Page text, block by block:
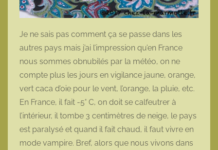
Je ne sais pas comment ça se passe dans les
autres pays mais j’ai l’impression qu’en France
nous sommes obnubilés par la météo, on ne
compte plus les jours en vigilance jaune, orange,
vert caca d’oie pour le vent, l’orange, la pluie, etc.
En France, il fait -5° C, on doit se calfeutrer à
l’intérieur, il tombe 3 centimètres de neige, le pays
est paralysé et quand il fait chaud, il faut vivre en
mode vampire. Bref, alors que nous vivons dans